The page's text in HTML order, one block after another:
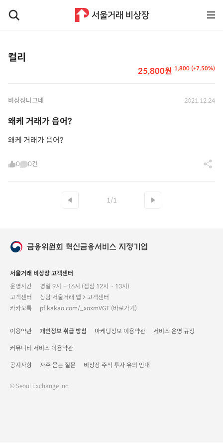
컬리
1,800 (+7.50%)
25,800원
비상장나그네 2021.12.24
왜케 거래가 읍어?
왜케 거래가 읍어?
0 0건
1/1
서울거래 비상장 고객센터
운영시간
평일 9시 ~ 16시 (점심 12시 ~ 13시)
고객센터
상담 서울거래 앱 > 고객센터
카카오톡
pf.kakao.com/_xoxmVGT (바로가기)
이용약관 개인정보 취급 방침 마케팅정보 이용약관 서비스 운영 규정
커뮤니티 서비스 이용약관
공지사항 자주 묻는 질문 비상장 주식 투자 유의 안내
© Seoul Exchange Inc.